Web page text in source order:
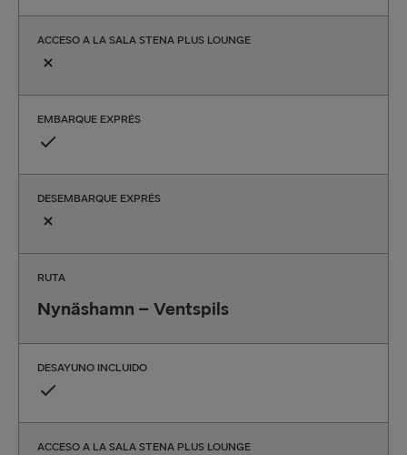
ACCESO A LA SALA STENA PLUS LOUNGE
EMBARQUE EXPRÉS
DESEMBARQUE EXPRÉS
RUTA
Nynäshamn – Ventspils
DESAYUNO INCLUIDO
ACCESO A LA SALA STENA PLUS LOUNGE